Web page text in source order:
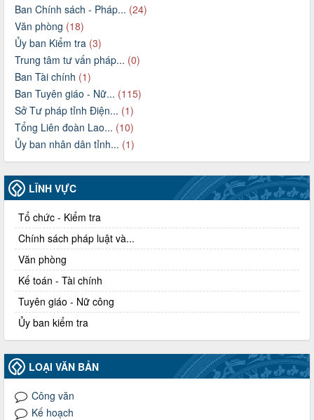
Ban Chính sách - Pháp... (24)
Văn phòng (18)
Ủy ban Kiểm tra (3)
Trung tâm tư vấn pháp... (0)
Ban Tài chính (1)
Ban Tuyên giáo - Nữ... (115)
Sở Tư pháp tỉnh Điện... (1)
Tổng Liên đoàn Lao... (10)
Ủy ban nhân dân tỉnh... (1)
LĨNH VỰC
Tổ chức - Kiểm tra
Chính sách pháp luật và...
Văn phòng
Kế toán - Tài chính
Tuyên giáo - Nữ công
Ủy ban kiểm tra
LOẠI VĂN BẢN
Công văn
Kế hoạch